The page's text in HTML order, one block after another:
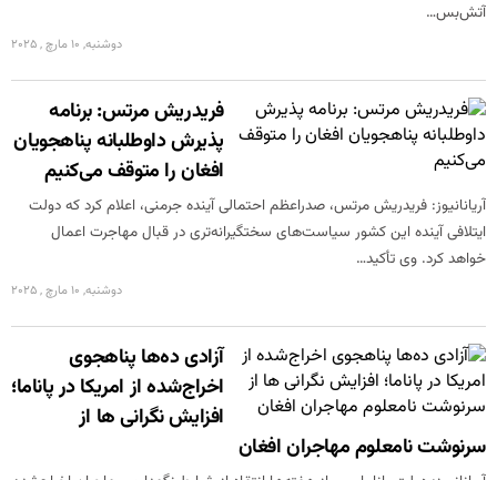
آتش‌بس…
دوشنبه, 10 مارچ , 2025
فریدریش مرتس: برنامه
پذیرش داوطلبانه پناهجویان
افغان را متوقف می‌کنیم
آریانانیوز: فریدریش مرتس، صدراعظم احتمالی آینده جرمنی، اعلام کرد که دولت
ایتلافی آینده این کشور سیاست‌های سختگیرانه‌تری در قبال مهاجرت اعمال
خواهد کرد. وی تأکید…
دوشنبه, 10 مارچ , 2025
آزادی ده‌ها پناهجوی
اخراج‌شده از امریکا در پاناما؛
افزایش نگرانی ها از
سرنوشت نامعلوم مهاجران افغان